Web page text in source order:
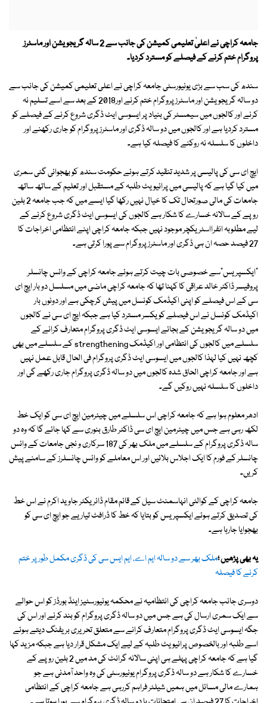
جامعہ کراچی نے اعلیٰ تعلیمی کمیشن کی جانب سے 2 سالہ گریجویشن اور ماسٹرز
پروگرام ختم کرنے کے فیصلے کو مسترد کردیا۔
سندھ کی سب سے بڑی یونیورسٹی جامعہ کراچی نے اعلی تعلیمی کمیشن کی جانب سے
دو سالہ گریجویشن اور ماسٹرز پروگرام ختم کرنے اور2018 کے بعد سے اسے تسلیم نہ
کرنے اور کالجوں میں سیمسٹر کی بنیاد پر ایسوسی ایٹ ڈگری شروع کرنے کے فیصلے کو
مسترد کردیا ہے اور کالجوں میں دو سالہ ڈگری اور ماسٹرز پروگرام کو جاری رکھنے اور
داخلوں کا سلسلہ نہ روکنے کا فیصلہ کیا ہے۔
ایچ ای سی کی پالیسی پر شدید تنقید کرتے ہوئے حکومت سندھ کو بھجوائی گئی سمری
میں کیا گیا ہے کہ پالیسی میں پرائیویٹ طلبہ کے مستقبل اور تعلیم کے ساتھ ساتھ
جامعات کی مالی صورتحال تک کا خیال نہیں رکھا گیا ایسے میں کہ جب جامعہ 2 بلین
روپے کے سالانہ خسارے کا شکار ہے کالجوں کی ایسوسی ایٹ ڈگری شروع کرنے کے
لیے مطلوبہ انفرااسٹریکچر موجود نہیں جبکہ جامعہ کراچی اپنے انتظامی اخراجات کا
27 فیصد حصہ ان ہی ڈگری اور ماسٹرز پروگرام سے پورا کرتی ہے۔
"ایکسپریس"سے خصوصی بات چیت کرتے ہوئے جامعہ کراچی کے وائس چانسلر
پروفیسر ڈاکٹر خالد عراقی کا کہنا تھا کہ جامعہ کراچی ماضی میں مسلسل دو بار ایچ ای
سی کے اس فیصلے کو اپنی اکیڈمک کونسل میں پیش کرچکی ہے اور دونوں بار
اکیڈمک کونسل نے اس فیصلے کو یکسر مسترد کیا ہے جبکہ ایچ ای سی نے کالجوں
میں دو سالہ گریجویشن کے بجائے ایسوسی ایٹ ڈگری پروگرام متعارف کرانے کے
سلسلے میں کالجوں کی انتظامی اور اکیڈمک strengthening کے سلسلے میں بھی
کچھ نہیں کیا لہذا کالجوں میں ایسوسی ایٹ ڈگری پروگرام فی الحال قابل عمل نہیں
ہے اور جامعہ کراچی الحاق شدہ کالجوں میں دو سالہ ڈگری پروگرام جاری رکھے گی اور
داخلوں کا سلسلہ نہیں روکیں گے۔
ادھر معلوم ہوا ہے کہ جامعہ کراچی اس سلسلے میں چیئرمین ایچ ای سی کو ایک خط
لکھ رہی ہے جس میں چیئرمین ایچ ای سی ڈاکٹر طارق بنوری سے کہا جائے گا کہ وہ دو
سالہ ڈگری پروگرام کے سلسلے میں ملک بھر کی 187 سرکاری و نجی جامعات کے وائس
چانسلر کے فورم کا ایک اجلاس بلائیں اور اس معاملے کو وائس چانسلرز کے سامنے پیش
کریں۔
جامعہ کراچی کے کوالٹی انہاسمنٹ سیل کے قائم مقام ڈائریکٹر جاوید اکرم نے اس خط
کی تصدیق کرتے ہوئے ایکسپریس کو بتایا کہ خط کا ڈرافٹ تیار یے جو ایچ ای سی کو
بھجوایا جارہا ہے۔
یہ بھی پڑھیں ؛ملک بھر سے دو سالہ ایم اے، ایم ایس سی کی ڈگری مکمل طور پر ختم
کرنے کا فیصلہ
دوسری جانب جامعہ کراچی کی انتظامیہ نے محکمہ یونیورسٹیز اینڈ بورڈز کو اس حوالے
سے ایک سمری ارسال کی ہے جس میں دو سالہ ڈگری پروگرام کو بند کرنے اور اس کی
جگہ ایسوسی ایٹ ڈگری پروگرام متعارف کرانے سے متعلق تحریری بریفنگ دیتے ہوئے
اسے طلبہ اور بالخصوص پرائیویٹ طلبہ کے لیے ایک مشکل قرار دیا ہے جبکہ مزید کہا
گیا ہے کہ جامعہ کراچی پہلے ہی اپنی سالانہ گرانٹ کی مد میں 2 بلین روپے کے
خسارے کا شکار ہے دو سالہ ڈگری پروگرام یونیورسٹی کی وہ واحد آمدنی ہے جو
ہمارے مالی مسائل میں ہمیں شیلٹر فراہم کررہی ہے جامعہ کراچی کے انتظامی